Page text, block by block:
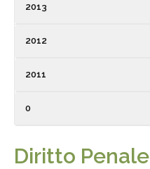
2013
2012
2011
0
Diritto Penale